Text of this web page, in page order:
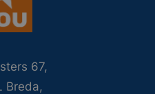
67,
Breda,